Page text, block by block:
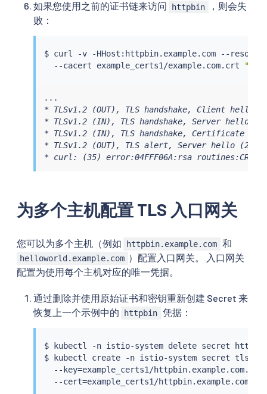
如果您使用之前的证书链来访问 httpbin
，则会失
败：
$ curl -v -HHost:httpbin.example.com --
  --cacert example_certs1/example.com.crt
...
* TLSv1.2 (OUT), TLS handshake, Client hello
* TLSv1.2 (IN), TLS handshake, Server hello
* TLSv1.2 (IN), TLS handshake, Certificate
* TLSv1.2 (OUT), TLS alert, Server hello (2):
* curl: (35) error:04FFF06A:rsa
为多个主机配置 TLS 入口网关
您可以为多个主机（例如 httpbin.example.com 和
helloworld.example.com ）配置入口网关。 入口网关
配置为使用每个主机对应的唯一凭据。
通过删除并使用原始证书和密钥重新创建 Secret 来
恢复上一个示例中的
httpbin 凭据：
$ kubectl
-n istio-system delete secret
$
kubectl
create -n istio-system secret tls
  --key
=example_certs1/
  --cert
=